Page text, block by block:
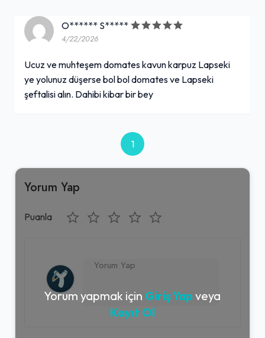
O****** S*****
4/22/2026
Ucuz ve muhteşem domates kavun karpuz Lapseki
ye yolunuz düşerse bol bol domates ve Lapseki
şeftalisi alın. Dahibi kibar bir bey
1
Yorum Yap
Puanla
Yorum yapmak için Giriş Yap veya
Kayıt Ol